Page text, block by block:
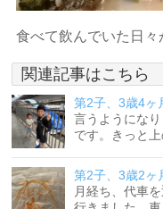
食べて飲んでいた日
関連記事はこちら
第2子、3歳4ヶ
言うようにな
です。きっと
第2子、3歳2ヶ
月経ち、代車